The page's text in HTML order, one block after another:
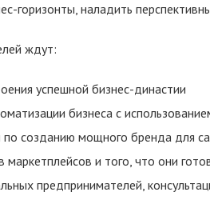
горизонты, наладить
ждут:
успешной бизнес-династии
бизнеса с
созданию мощного бренда для
маркетплейсов и того, что они
предпринимателей,